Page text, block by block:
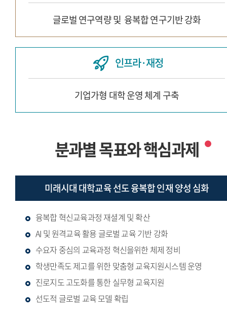
글로벌 연구역량 및 융복합 연구기반 강화
인프라·재정
기업가형 대학 운영 체계 구축
분과별 목표와 핵심과제
미래시대 대학교육 선도융복합 인재 양성 심화
융복합 혁신교육과정 재셜계 및 확산
AI 및 원격교육 활용 글로벌 교육 기반 강화
수요자 중심의 교육과정 혁신을위한 체제 정비
학생만족도 제고를 위한 맞춤형 교육지원시스템 운영
진로지도 고도화를 통한 실무형 교육지원
선도적 글로벌 교육 모델 확립